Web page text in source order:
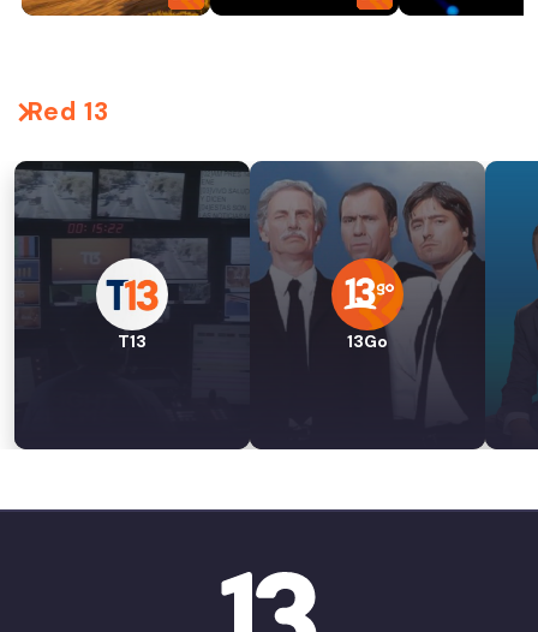
Red 13
T13 13Go